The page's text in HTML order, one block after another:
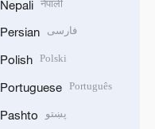
Nepali
Persian فارسی
Polish Polski
Portuguese Português
Pashto پښتو